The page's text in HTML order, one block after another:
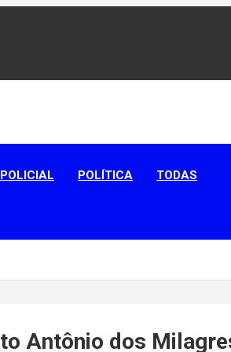
POLICIAL POLÍTICA TODAS
Antônio dos